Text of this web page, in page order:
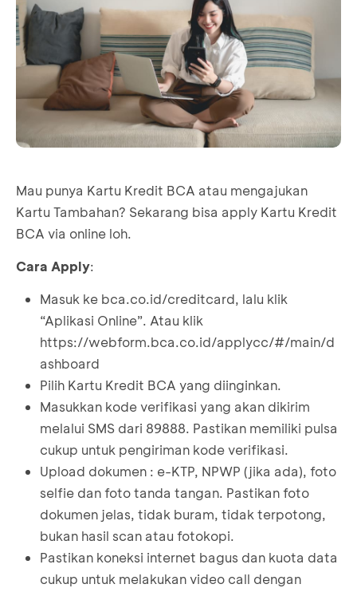
Mau punya Kartu Kredit BCA atau mengajukan
Kartu Tambahan? Sekarang bisa apply Kartu Kredit
BCA via online loh.
Cara Apply:
Masuk ke bca.co.id/creditcard, lalu klik
“Aplikasi Online”. Atau klik
https://webform.bca.co.id/applycc/#/main/d
ashboard
Pilih Kartu Kredit BCA yang diinginkan.
Masukkan kode verifikasi yang akan dikirim
melalui SMS dari 89888. Pastikan memiliki pulsa
cukup untuk pengiriman kode verifikasi.
Upload dokumen : e-KTP, NPWP (jika ada), foto
selfie dan foto tanda tangan. Pastikan foto
dokumen jelas, tidak buram, tidak terpotong,
bukan hasil scan atau fotokopi.
Pastikan koneksi internet bagus dan kuota data
cukup untuk melakukan video call dengan